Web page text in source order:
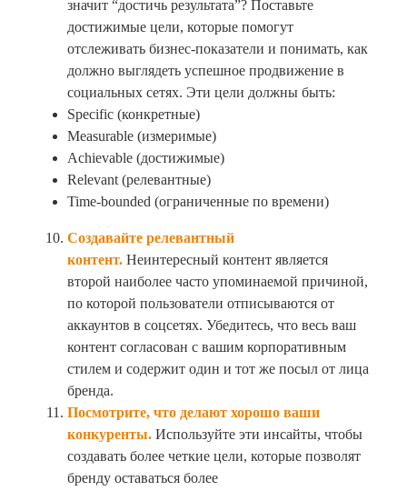
значит “достичь результата”? Поставьте
достижимые цели, которые помогут
отслеживать бизнес-показатели и понимать, как
должно выглядеть успешное продвижение в
социальных сетях. Эти цели должны быть:
Specific (конкретные)
Measurable (измеримые)
Achievable (достижимые)
Relevant (релевантные)
Time-bounded (ограниченные по времени)
Создавайте релевантный
контент. Неинтересный контент является
второй наиболее часто упоминаемой причиной,
по которой пользователи отписываются от
аккаунтов в соцсетях. Убедитесь, что весь ваш
контент согласован с вашим корпоративным
стилем и содержит один и тот же посыл от лица
бренда.
Посмотрите, что делают хорошо ваши
конкуренты. Используйте эти инсайты, чтобы
создавать более четкие цели, которые позволят
бренду оставаться более